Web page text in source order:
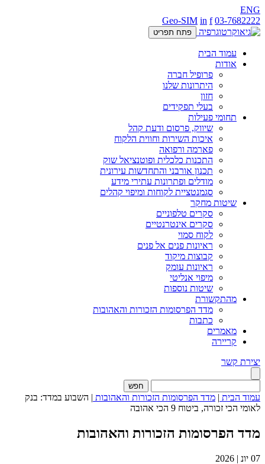
ENG
Geo-SIM in f 03-7682222
פתח תפריט
עמוד הבית
אודות
פרופיל חברה
היתרונות שלנו
חזון
בעלי תפקידים
תחומי פעילות
שיווק, פרסום ודעת קהל
איכות השירות וחווית הלקוח
פארמה ורפואה
התכנות כלכלית ופוטנציאל שוק
תכנון אורבני והתחדשות עירונית
מודלים ופתרונות עתירי מידע
סגמנטציית לקוחות ומיפוי קהלים
שיטות מחקר
סקרים טלפוניים
סקרים אינטרנטיים
לקוח סמוי
ראיונות פנים אל פנים
קבוצות מיקוד
ראיונות עומק
מיפוי אנליטי
שיטות נוספות
מהתקשורת
מדד הפרסומות הזכורות והאהובות
כתבות
מאמרים
קריירה
יצירת קשר
חפש
עמוד הבית | מדד הפרסומות הזכורות והאהובות | השבוע במדד: בנק
לאומי הכי זכורה, ביטוח 9 הכי אהובה
מדד הפרסומות הזכורות והאהובות
07 יונ |
2026